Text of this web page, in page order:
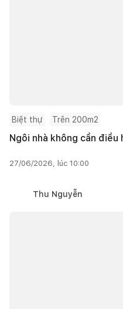
Biệt thự Trên 200m2
Ngôi nhà không cần
27/06/2026, lúc 10:00
Thu Nguyễn